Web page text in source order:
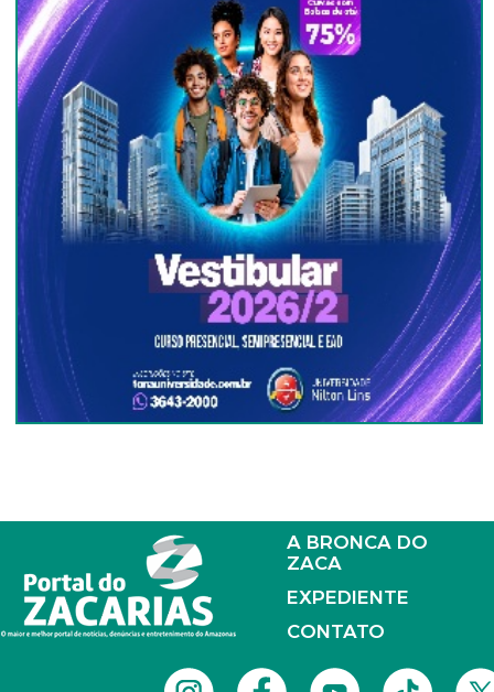
A BRONCA DO
ZACA
EXPEDIENTE
CONTATO